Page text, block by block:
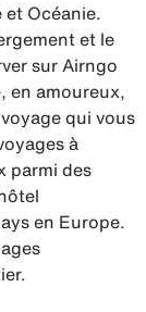
Océanie.
et le
sur Airngo
en amoureux,
qui vous
à
parmi des
en Europe.